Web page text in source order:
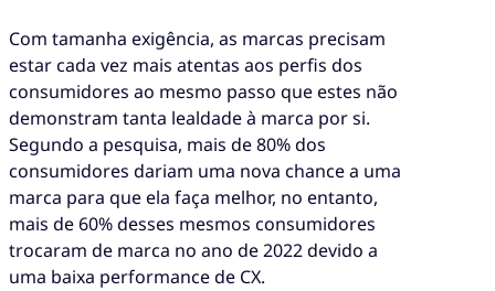
Com tamanha exigência, as marcas precisam
estar cada vez mais atentas aos perfis dos
consumidores ao mesmo passo que estes não
demonstram tanta lealdade à marca por si.
Segundo a pesquisa, mais de 80% dos
consumidores dariam uma nova chance a uma
marca para que ela faça melhor, no entanto,
mais de 60% desses mesmos consumidores
trocaram de marca no ano de 2022 devido a
uma baixa performance de CX.